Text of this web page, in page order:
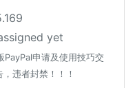
yet
PayPal申请及使用技巧交
违者封禁！！！